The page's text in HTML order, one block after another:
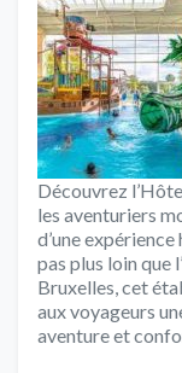
Découvrez
les aventuriers
d’une
pas plus loin que
Bruxelles, cet
aux voyageurs
aventure et